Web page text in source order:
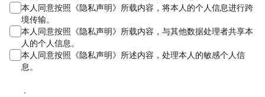
本人同意按照《隐私声明》所载内容，将本人的个人信息进行跨
境传输。
本人同意按照《隐私声明》所载内容，与其他数据处理者共享本
人的个人信息。
本人同意按照《隐私声明》所述内容，处理本人的敏感个人信
息。
同意